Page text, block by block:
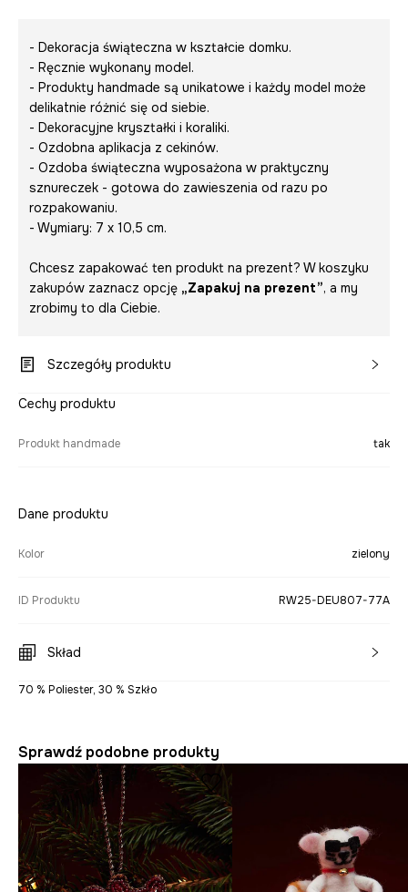
- Dekoracja świąteczna w kształcie domku.
- Ręcznie wykonany model.
- Produkty handmade są unikatowe i każdy model może
delikatnie różnić się od siebie.
- Dekoracyjne kryształki i koraliki.
- Ozdobna aplikacja z cekinów.
- Ozdoba świąteczna wyposażona w praktyczny
sznureczek - gotowa do zawieszenia od razu po
rozpakowaniu.
- Wymiary: 7 x 10,5 cm.
Chcesz zapakować ten produkt na prezent? W koszyku
zakupów zaznacz opcję „Zapakuj na prezent”, a my
zrobimy to dla Ciebie.
Szczegóły produktu
Cechy produktu
Produkt handmade tak
Dane produktu
Kolor zielony
ID Produktu RW25-DEU807-77A
Skład
70 % Poliester, 30 % Szkło
Sprawdź podobne produkty